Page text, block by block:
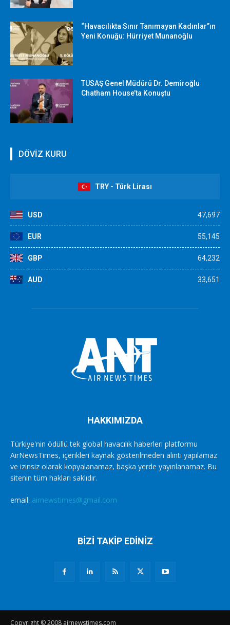
“Havacılıkta Sınır Tanımayan Kadınlar”ın
Yeni Konuğu: Hürriyet Munanoğlu
TUSAŞ Genel Müdürü Dr. Demiroğlu
Chatham House’ta Konuştu
DÖVİZ KURU
TRY - Türk Lirası
USD 47,697
EUR 55,145
GBP 64,232
AUD 33,651
HAKKIMIZDA
Türkiye'nin ödüllü tek global havacılık haberleri platformu
AirNewsTimes, içerikleri kaynak gösterilmeden alıntı yapılamaz
ve izinsiz olarak kopyalanamaz, başka yerde yayınlanamaz. Bu
sitenin tüm hakları saklıdır.
email: airnewstimes@gmail.com
BİZİ TAKİP EDİNİZ
Copyright © 2008 airnewstimes.com